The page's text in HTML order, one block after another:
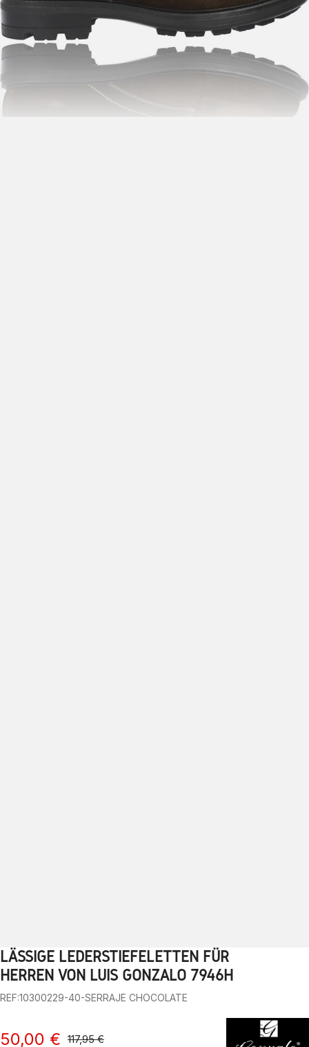
1 2 3 4 5 6 7 8
LÄSSIGE LEDERSTIEFELETTEN FÜR
HERREN VON LUIS GONZALO 7946H
REF:10300229-40-SERRAJE CHOCOLATE
50,00 € 117,95 €